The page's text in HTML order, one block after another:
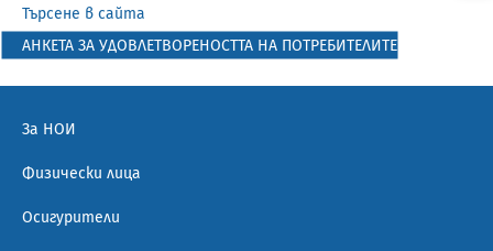
Търсене в сайта
АНКЕТА ЗА УДОВЛЕТВОРЕНОСТТА НА ПОТРЕБИТЕЛИТЕ
За НОИ
Физически лица
Осигурители